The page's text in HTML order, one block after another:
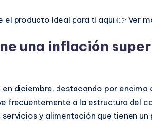
el producto ideal para ti aquí 👉Ver
una inflación
diciembre, destacando por encima
frecuentemente a la estructura del
y alimentación que tienen un